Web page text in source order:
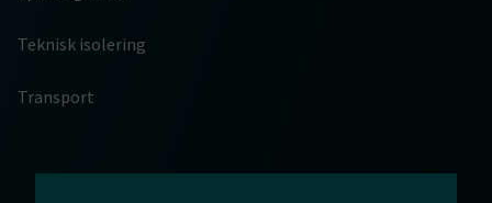
Teknisk isolering
Transport